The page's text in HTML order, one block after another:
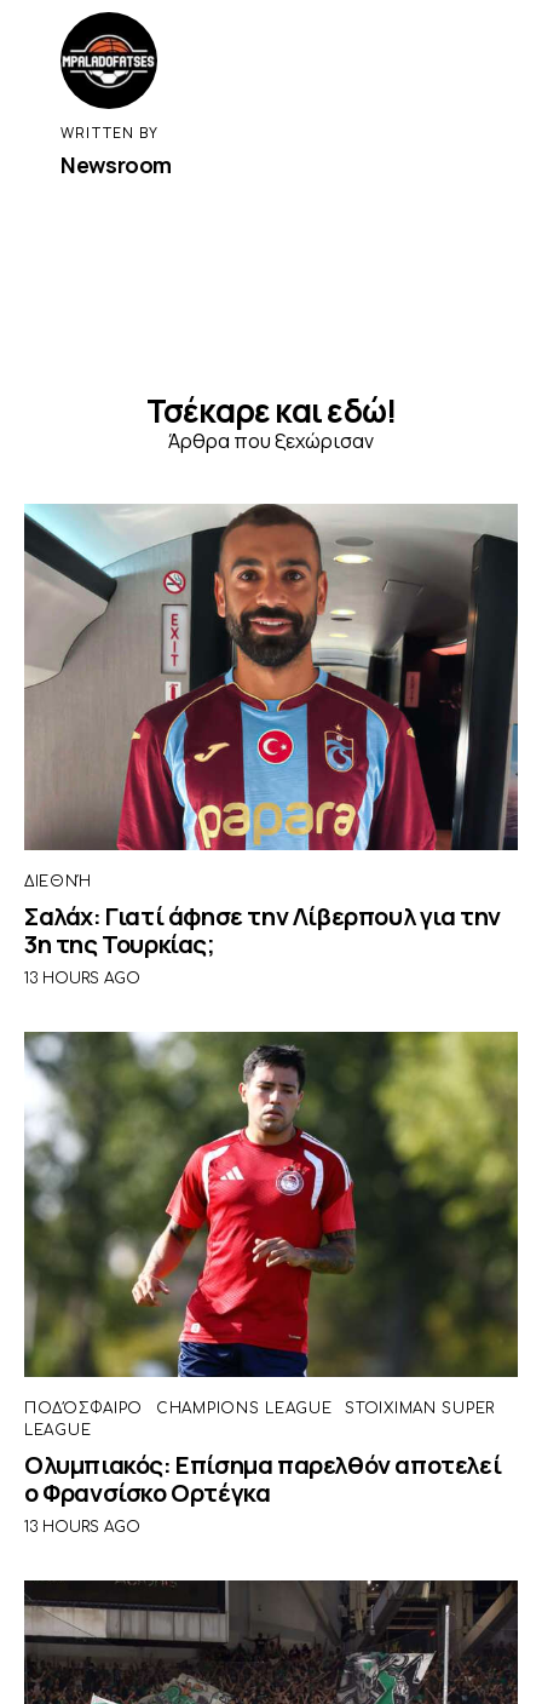
WRITTEN BY
Newsroom
Τσέκαρε και εδώ!
Άρθρα που ξεχώρισαν
ΔΙΕΘΝΉ
Σαλάχ: Γιατί άφησε την Λίβερπουλ για την
3η της Τουρκίας;
13 HOURS AGO
ΠΟΔΌΣΦΑΙΡΟ CHAMPIONS LEAGUE
STOIXIMAN SUPER
LEAGUE
Ολυμπιακός: Επίσημα παρελθόν αποτελεί
ο Φρανσίσκο Ορτέγκα
13 HOURS AGO